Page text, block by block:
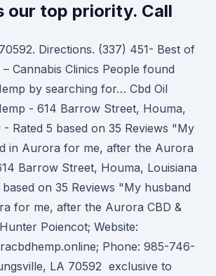
our top priority. Call
Directions. (337) 451- Best of
Cannabis Clinics People found
by searching for… Cbd Oil
- 614 Barrow Street, Houma,
- Rated 5 based on 35 Reviews "My
in Aurora for me, after the Aurora
Barrow Street, Houma, Louisiana
on 35 Reviews "My husband
for me, after the Aurora CBD &
Poiencot; Website:
Phone: 985-746-
LA 70592 exclusive to